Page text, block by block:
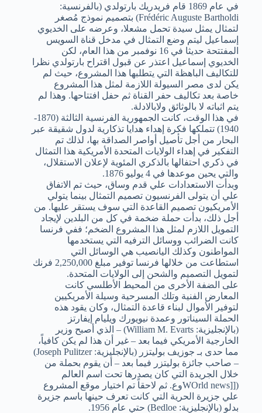
في عام 1869 قام فريدريك بارتولدي (بالفرنسية:
Frédéric Auguste Bartholdi) بتصميم نموذج مُصغر
لتمثال يمثل سيدة تحمل مشعلا، وعرضه على الخديوي
إسماعيل ليتم وضع التمثال في مدخل قناة السويس
المفتتحة حديثا في 16 نوفمبر من هذا العام، لكن
الخديوي إسماعيل اعتذر عن قبول اقتراح بارتولدي نظرا
للتكاليف الباهظة التي يتطلبها هذا المشروع، حيث لم
يكن لدى مصر السيولة اللازمة لمثل هذا المشروع
خاصة بعد تكاليف حفر القناة ثم حفل افتتاحها. وهذا لم
يتم اثباته لا بالوثائق ولابالادلة.
في هذا الوقت، كانت الجمهورية الفرنسية الثالثة (1870-
1940) تتملكها فكرة إهداء هدايا تذكارية لدول شقيقة عبر
البحار من أجل تأصيل أواصر الصداقة بها، لذلك تم
التفكير في إهداء الولايات المتحدة الأمريكية هذا التمثال
في ذكري احتفالها بالذكري المئوية لإعلان الاستقلال،
والتي يحين موعدها في 4 يوليو 1876.
وبدأت الاستعدادات علي قدم وساق، حيث تم الاتفاق
علي أن يتولى الفرنسيون تصميم التمثال بينما يتولي
الأمريكيون تصميم القاعدة التي سوف يستقر عليها. من
أجل ذلك، بدأت حملة ضخمة في كل من البلدين لإيجاد
التمويل اللازم لمثل هذا المشروع الضخم؛ ففي فرنسا
كانت الضرائب ووسائل الترفيه التي يستخدمها
المواطنون وكذلك اليانصيب هي الوسائل التي
استطاعت من خلالها فرنسا توفير مبلغ 2,250,000 فرنك
لتمويل التصميم والشحن إلى الولايات المتحدة.
على الضفة الأخرى من المحيط الأطلسي كانت
المعارض الفنية وتلك المسرحية وسيلة الأمريكيين
لتوفير الأموال لبناء قاعدة التمثال، وكان يقود هذه
الحملة السيناتور وعمدة نيويورك ويليام إيفارتز
(بالإنجليزية: William M. Evarts) – الذي أصبح وزير
الخارجية الأمريكي فيما بعد – غير أن هذا لم يكن كافياً،
مما حدى بـ جوزيف بوليتزر (بالإنجليزية: Joseph Pulitzer)
– صاحب جائزة بوليتزر فيما بعد – أن يقوم بحملة من
خلال الجريدة التي كان يصدرها تحت اسم العالم
([[WOrld newsوع. ثم لاحقاً تم اختيار موقع المشروع
علي جزيرة الحرية التي كانت تعرف حينها باسم جزيرة
بدلو (بالإنجليزية: Bedloe) حتي عام 1956.